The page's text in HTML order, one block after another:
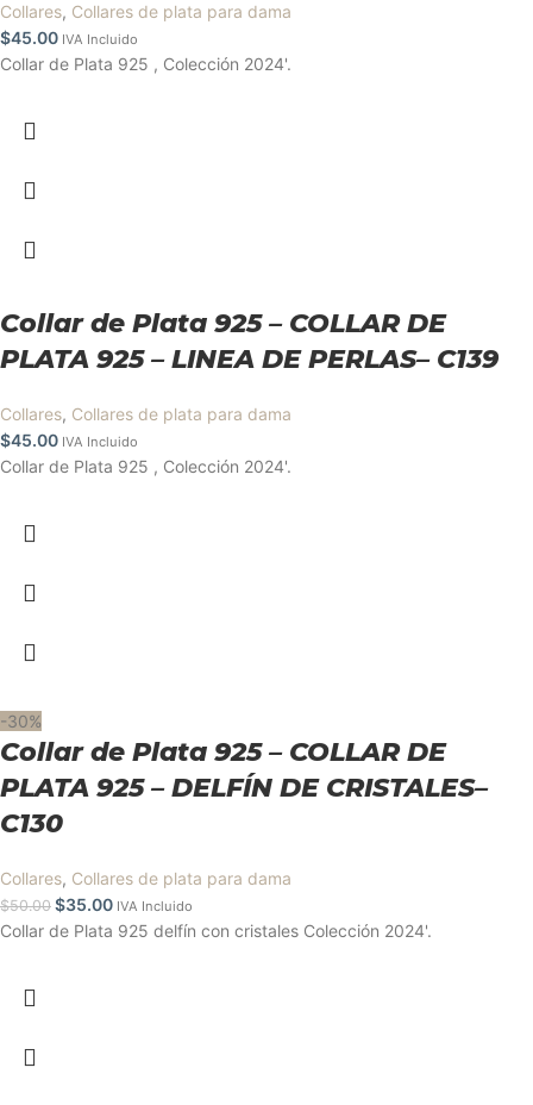
Collares, Collares de plata para dama
$45.00 IVA Incluido
Collar de Plata 925 , Colección 2024'.
Collar de Plata 925 – COLLAR DE
PLATA 925 – LINEA DE PERLAS– C139
Collares, Collares de plata para dama
$45.00 IVA Incluido
Collar de Plata 925 , Colección 2024'.
-30%
Collar de Plata 925 – COLLAR DE
PLATA 925 – DELFÍN DE CRISTALES–
C130
Collares, Collares de plata para dama
$50.00 $35.00 IVA Incluido
Collar de Plata 925 delfín con cristales Colección 2024'.